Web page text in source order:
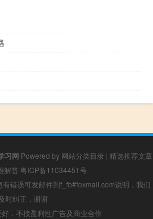
习网 Powered by 网站分类目录 | 精选推荐文章
解答 粤ICP备11034451号
错误可发邮件到f_fb#foxmail.com说明，我们
时纠正，谢谢
，不接盈利性广告及商业合作